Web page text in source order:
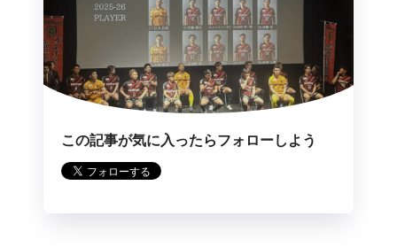
この記事が気に入ったらフォローしよう